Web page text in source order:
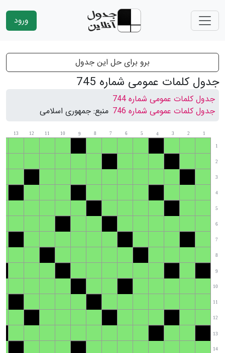
ورود
برو برای حل این جدول
جدول کلمات عمومی شماره 745
جدول کلمات عمومی شماره 744
جدول کلمات عمومی شماره 746
منبع: جمهوری اسلامی
1
1
2
3
4
5
6
7
8
9
10
11
12
13
2
3
4
5
6
7
8
9
10
11
12
13
14